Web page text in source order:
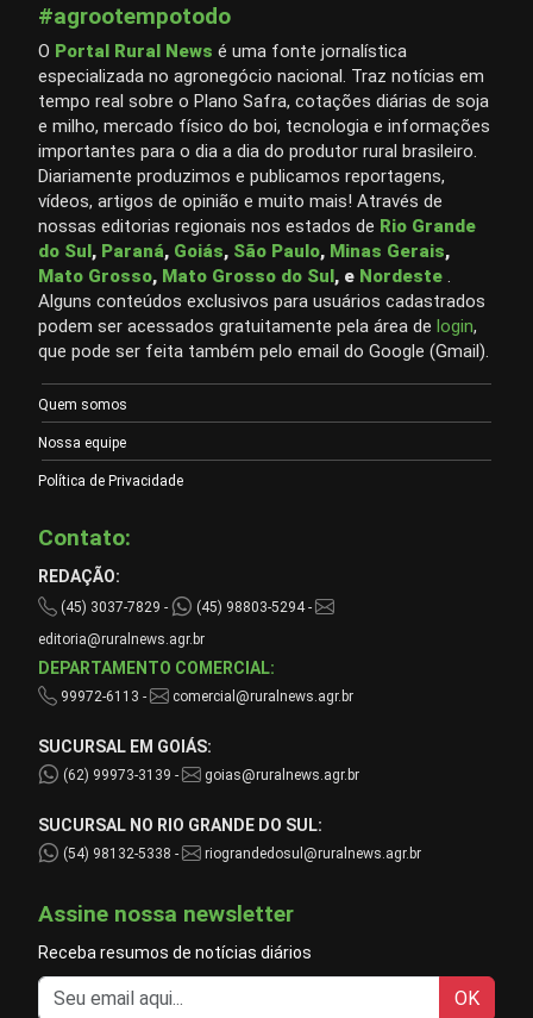
#agrootempotodo
O Portal Rural News é uma fonte jornalística
especializada no agronegócio nacional. Traz notícias em
tempo real sobre o Plano Safra, cotações diárias de soja
e milho, mercado físico do boi, tecnologia e informações
importantes para o dia a dia do produtor rural brasileiro.
Diariamente produzimos e publicamos reportagens,
vídeos, artigos de opinião e muito mais! Através de
nossas editorias regionais nos estados de Rio Grande
do Sul, Paraná, Goiás, São Paulo, Minas Gerais,
Mato Grosso, Mato Grosso do Sul, e Nordeste .
Alguns conteúdos exclusivos para usuários cadastrados
podem ser acessados gratuitamente pela área de login,
que pode ser feita também pelo email do Google (Gmail).
Quem somos
Nossa equipe
Política de Privacidade
Contato:
REDAÇÃO:
(45) 3037-7829 -
(45) 98803-5294 -
editoria@ruralnews.agr.br
DEPARTAMENTO COMERCIAL:
99972-6113 - comercial@ruralnews.agr.br
SUCURSAL EM GOIÁS:
(62) 99973-3139 - goias@ruralnews.agr.br
SUCURSAL NO RIO GRANDE DO SUL:
(54) 98132-5338 - riograndedosul@ruralnews.agr.br
Assine nossa newsletter
Receba resumos de notícias diários
OK